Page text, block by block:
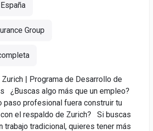
Group
| Programa de Desarrollo de
¿Buscas algo más que un empleo?
paso profesional fuera construir tu
el respaldo de Zurich? Si buscas
trabajo tradicional, quieres tener más